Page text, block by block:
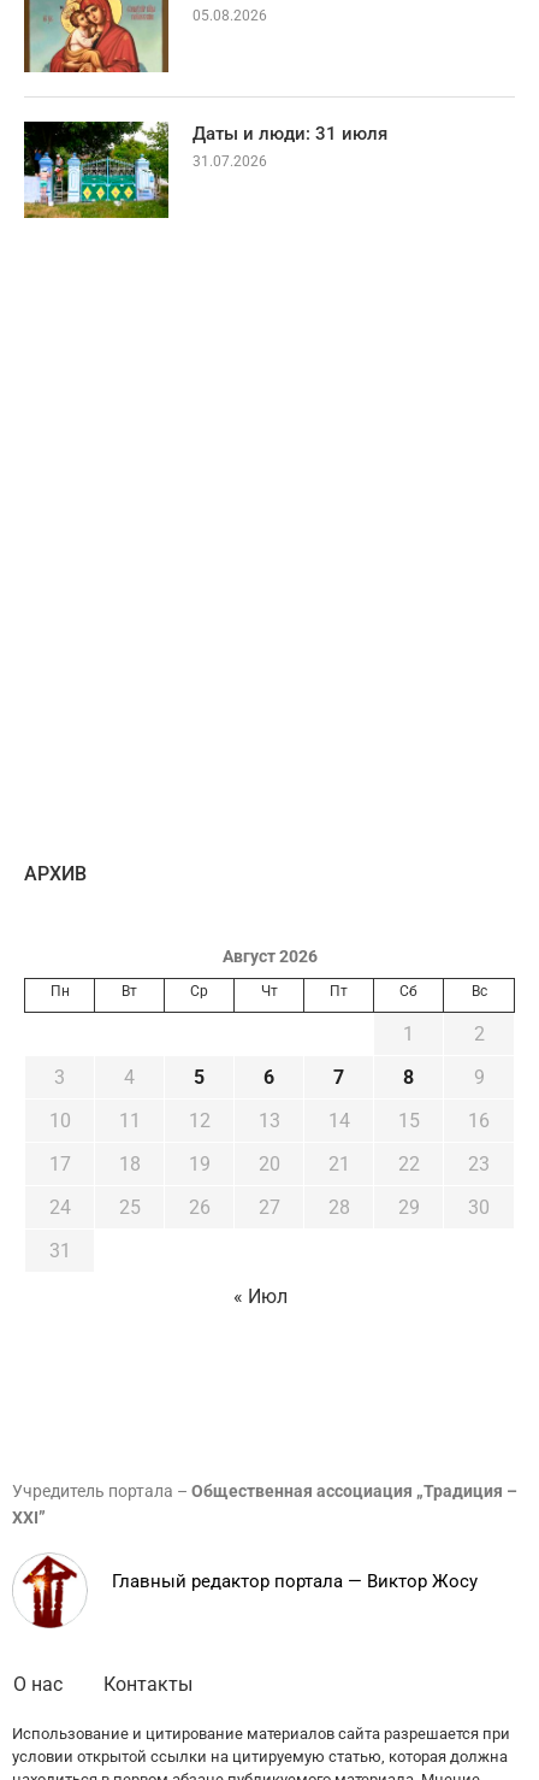
05.08.2026
Даты и люди: 31 июля
31.07.2026
AРХИВ
Август 2026
Пн Вт Ср Чт Пт Сб Вс
1
2
3
4 5 6 7 8
9
10
11 12 13 14 15
16
17
18 19 20 21 22
23
24
25 26 27 28 29
30
31
« Июл
Учредитель портала – Общественная ассоциация „Традиция –
XXI”
Главный редактор портала — Виктор Жосу
О нас Контакты
Использование и цитирование материалов сайта разрешается при
условии открытой ссылки на цитируемую статью, которая должна